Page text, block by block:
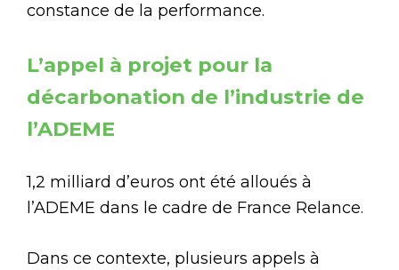
constance de la performance.
L’appel à projet pour la
décarbonation de l’industrie de
l’ADEME
1,2 milliard d’euros ont été alloués à
l’ADEME dans le cadre de France Relance.
Dans ce contexte, plusieurs appels à